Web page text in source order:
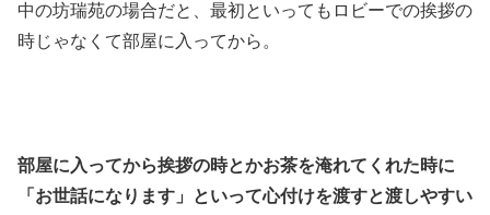
中の坊瑞苑の場合だと、最初といってもロビーでの挨拶の
時じゃなくて部屋に入ってから。
部屋に入ってから挨拶の時とかお茶を淹れてくれた時に
「お世話になります」といって心付けを渡すと渡しやすい